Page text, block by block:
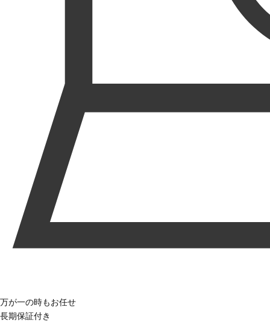
万が一の時もお任せ
長期保証付き